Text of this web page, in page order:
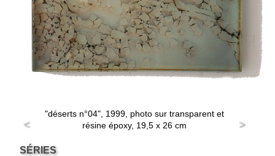
<
"déserts n°04", 1999, photo sur transparent et
résine époxy, 19,5 x 26 cm
>
SÉRIES